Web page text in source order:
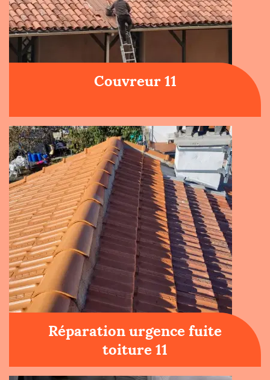
Couvreur 11
Réparation urgence fuite
toiture 11